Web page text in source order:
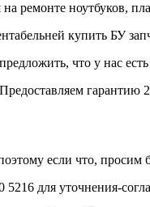
ремонте ноутбуков,
купить БУ
что у нас есть
гарантию
если что,
для уточнения-